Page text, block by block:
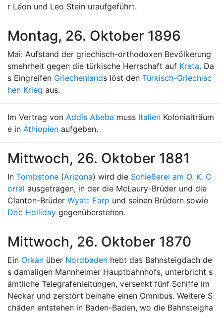
r Léon und Leo Stein uraufgeführt.
Montag, 26. Oktober 1896
Mai: Aufstand der griechisch-orthodoxen Bevölkerung
smehrheit gegen die türkische Herrschaft auf Kreta. Da
s Eingreifen Griechenlands löst den Türkisch-Griechisc
hen Krieg aus.
Im Vertrag von Addis Abeba muss Italien Kolonialträum
e in Äthiopien aufgeben.
Mittwoch, 26. Oktober 1881
In Tombstone (Arizona) wird die Schießerei am O. K. C
orral ausgetragen, in der die McLaury-Brüder und die
Clanton-Brüder Wyatt Earp und seinen Brüdern sowie
Doc Holliday gegenüberstehen.
Mittwoch, 26. Oktober 1870
Ein Orkan über Nordbaden hebt das Bahnsteigdach de
s damaligen Mannheimer Hauptbahnhofs, unterbricht s
ämtliche Telegrafenleitungen, versenkt fünf Schiffe im
Neckar und zerstört beinahe einen Omnibus. Weitere S
chäden entstehen in Baden-Baden, wo die Bahnsteigha